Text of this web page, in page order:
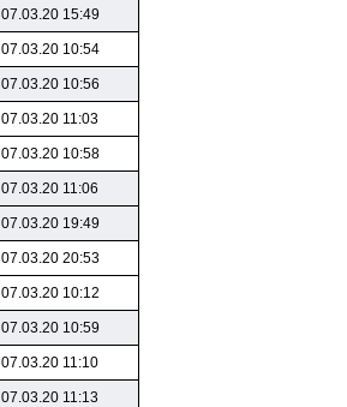
07.03.20 15:49
07.03.20 10:54
07.03.20 10:56
07.03.20 11:03
07.03.20 10:58
07.03.20 11:06
07.03.20 19:49
07.03.20 20:53
07.03.20 10:12
07.03.20 10:59
07.03.20 11:10
07.03.20 11:13